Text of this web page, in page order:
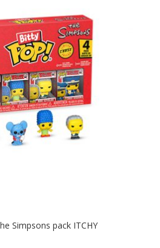
Simpsons pack ITCHY